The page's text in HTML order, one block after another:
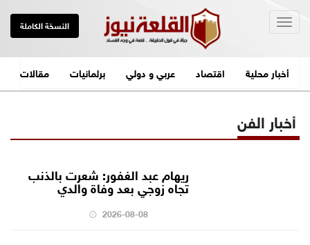
النسخة الكاملة
أخبار محلية اقتصاد عربي و دولي برلمانيات مقالات
أخبار الفن
ريهام عبد الغفور: شعرت بالذنب
تجاه زوجي بعد وفاة والدي
2026-08-08